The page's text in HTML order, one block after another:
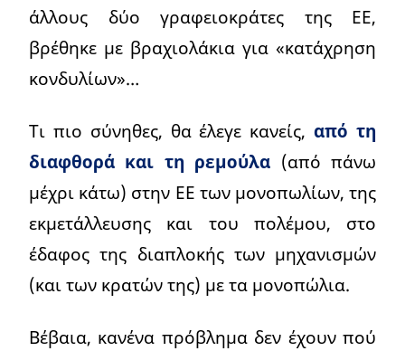
άλλους δύο γραφειοκράτες της ΕΕ,
βρέθηκε με βραχιολάκια για «κατάχρηση
κονδυλίων»…
Τι πιο σύνηθες, θα έλεγε κανείς,από τη
διαφθορά και τη ρεμούλα (από πάνω
μέχρι κάτω) στην ΕΕ των μονοπωλίων, της
εκμετάλλευσης και του πολέμου, στο
έδαφος της διαπλοκής των μηχανισμών
(και των κρατών της) με τα μονοπώλια.
Βέβαια, κανένα πρόβλημα δεν έχουν πού